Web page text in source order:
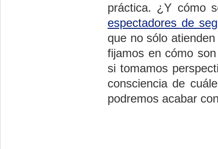
práctica. ¿Y cómo
espectadores de
que no sólo
fijamos en cómo
si tomamos
consciencia de
podremos acabar